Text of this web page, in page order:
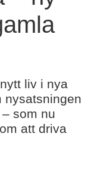
liv i nya
nysatsningen
som nu
att driva